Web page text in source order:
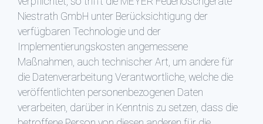
Niestrath GmbH unter Berücksichtigung der
verfügbaren Technologie und der
Implementierungskosten angemessene
Maßnahmen, auch technischer Art, um andere für
die Datenverarbeitung Verantwortliche, welche die
veröffentlichten personenbezogenen Daten
verarbeiten, darüber in Kenntnis zu setzen, dass die